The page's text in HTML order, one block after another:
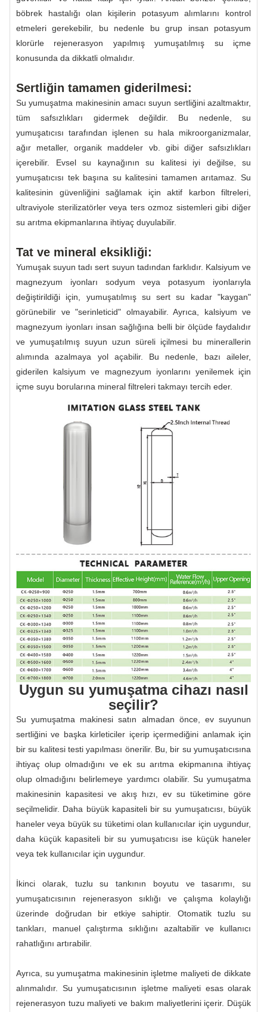
böbrek hastalığı olan kişilerin potasyum alımlarını kontrol
etmeleri gerekebilir, bu nedenle bu grup insan potasyum
klorürle rejenerasyon yapılmış yumuşatılmış su içme
konusunda da dikkatli olmalıdır.
Sertliğin tamamen giderilmesi:
Su yumuşatma makinesinin amacı suyun sertliğini azaltmaktır,
tüm safsızlıkları gidermek değildir. Bu nedenle, su
yumuşatıcısı tarafından işlenen su hala mikroorganizmalar,
ağır metaller, organik maddeler vb. gibi diğer safsızlıkları
içerebilir. Evsel su kaynağının su kalitesi iyi değilse, su
yumuşatıcısı tek başına su kalitesini tamamen arıtamaz. Su
kalitesinin güvenliğini sağlamak için aktif karbon filtreleri,
ultraviyole sterilizatörler veya ters ozmoz sistemleri gibi diğer
su arıtma ekipmanlarına ihtiyaç duyulabilir.
Tat ve mineral eksikliği:
Yumuşak suyun tadı sert suyun tadından farklıdır. Kalsiyum ve
magnezyum iyonları sodyum veya potasyum iyonlarıyla
değiştirildiği için, yumuşatılmış su sert su kadar "kaygan"
görünebilir ve "serinleticid" olmayabilir. Ayrıca, kalsiyum ve
magnezyum iyonları insan sağlığına belli bir ölçüde faydalıdır
ve yumuşatılmış suyun uzun süreli içilmesi bu minerallerin
alımında azalmaya yol açabilir. Bu nedenle, bazı aileler,
giderilen kalsiyum ve magnezyum iyonlarını yenilemek için
içme suyu borularına mineral filtreleri takmayı tercih eder.
Uygun su yumuşatma cihazı nasıl
seçilir?
Su yumuşatma makinesi satın almadan önce, ev suyunun
sertliğini ve başka kirleticiler içerip içermediğini anlamak için
bir su kalitesi testi yapılması önerilir. Bu, bir su yumuşatıcısına
ihtiyaç olup olmadığını ve ek su arıtma ekipmanına ihtiyaç
olup olmadığını belirlemeye yardımcı olabilir. Su yumuşatma
makinesinin kapasitesi ve akış hızı, ev su tüketimine göre
seçilmelidir. Daha büyük kapasiteli bir su yumuşatıcısı, büyük
haneler veya büyük su tüketimi olan kullanıcılar için uygundur,
daha küçük kapasiteli bir su yumuşatıcısı ise küçük haneler
veya tek kullanıcılar için uygundur.
İkinci olarak, tuzlu su tankının boyutu ve tasarımı, su
yumuşatıcısının rejenerasyon sıklığı ve çalışma kolaylığı
üzerinde doğrudan bir etkiye sahiptir. Otomatik tuzlu su
tankları, manuel çalıştırma sıklığını azaltabilir ve kullanıcı
rahatlığını artırabilir.
Ayrıca, su yumuşatma makinesinin işletme maliyeti de dikkate
alınmalıdır. Su yumuşatıcısının işletme maliyeti esas olarak
rejenerasyon tuzu maliyeti ve bakım maliyetlerini içerir. Düşük